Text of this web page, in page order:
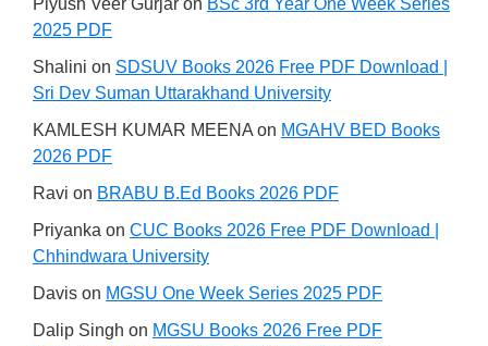
Piyush Veer Gurjar on BSc 3rd Year One Week Series
2025 PDF
Shalini on SDSUV Books 2026 Free PDF Download |
Sri Dev Suman Uttarakhand University
KAMLESH KUMAR MEENA on MGAHV BED Books
2026 PDF
Ravi on BRABU B.Ed Books 2026 PDF
Priyanka on CUC Books 2026 Free PDF Download |
Chhindwara University
Davis on MGSU One Week Series 2025 PDF
Dalip Singh on MGSU Books 2026 Free PDF